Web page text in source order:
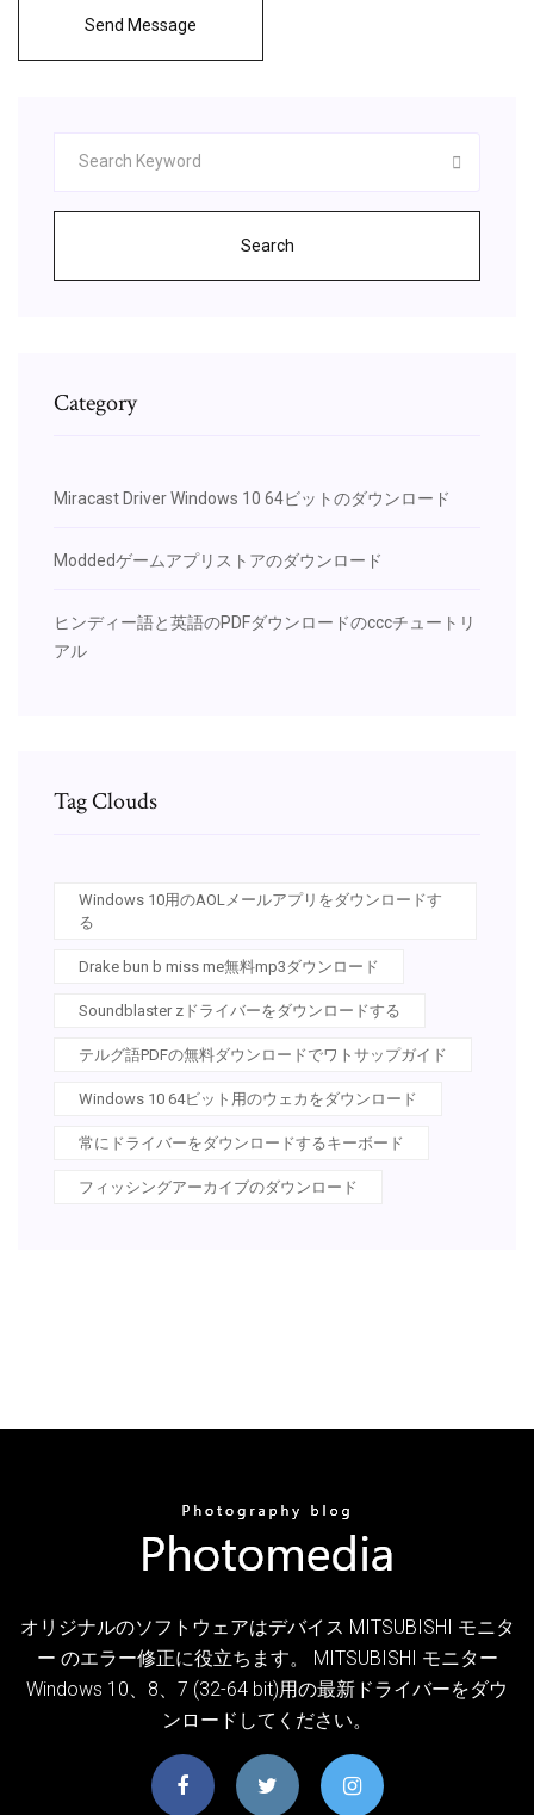
Send Message
Search
Category
Miracast Driver Windows 10 64ビットのダウンロード
Moddedゲームアプリストアのダウンロード
ヒンディー語と英語のPDFダウンロードのcccチュートリ
アル
Tag Clouds
Windows 10用のAOLメールアプリをダウンロードす
る
Drake bun b miss me無料mp3ダウンロード
Soundblaster zドライバーをダウンロードする
テルグ語PDFの無料ダウンロードでワトサップガイド
Windows 10 64ビット用のウェカをダウンロード
常にドライバーをダウンロードするキーボード
フィッシングアーカイブのダウンロード
オリジナルのソフトウェアはデバイス MITSUBISHI モニタ
ー のエラー修正に役立ちます。 MITSUBISHI モニター
Windows 10、8、7 (32-64 bit)用の最新ドライバーをダウ
ンロードしてください。